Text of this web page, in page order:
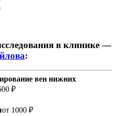
в клинике —
:
вен нижних
₽
от 1000 ₽